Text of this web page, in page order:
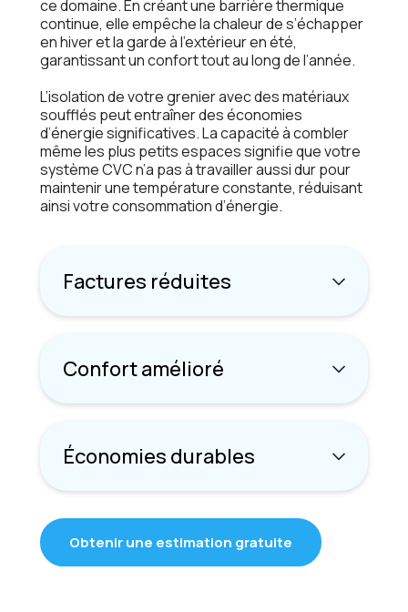
ce domaine. En créant une barrière thermique
continue, elle empêche la chaleur de s’échapper
en hiver et la garde à l’extérieur en été,
garantissant un confort tout au long de l’année.
L’isolation de votre grenier avec des matériaux
soufflés peut entraîner des économies
d’énergie significatives. La capacité à combler
même les plus petits espaces signifie que votre
système CVC n’a pas à travailler aussi dur pour
maintenir une température constante, réduisant
ainsi votre consommation d’énergie.
Factures réduites
Confort amélioré
Économies durables
Obtenir une estimation gratuite